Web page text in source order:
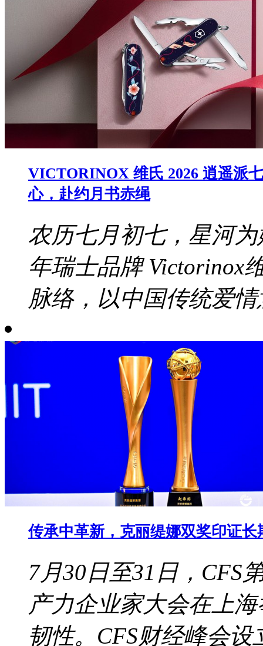
VICTORINOX 维氏 2026 逍遥派
心，赴约月书赤绳
农历七月初七，星河
年瑞士品牌 Victorinox
脉络，以中国传统爱情
传承中革新，克丽缇娜双奖印证长
7月30日至31日，CFS
产力企业家大会在上
韧性。CFS财经峰会设